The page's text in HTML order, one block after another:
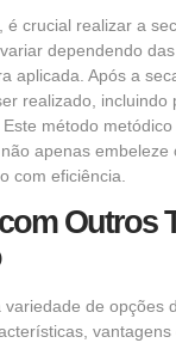
é crucial realizar a
dependendo
aplicada. Após a
realizado, incluindo
método
apenas embeleze
com eficiência.
Outros
de opções